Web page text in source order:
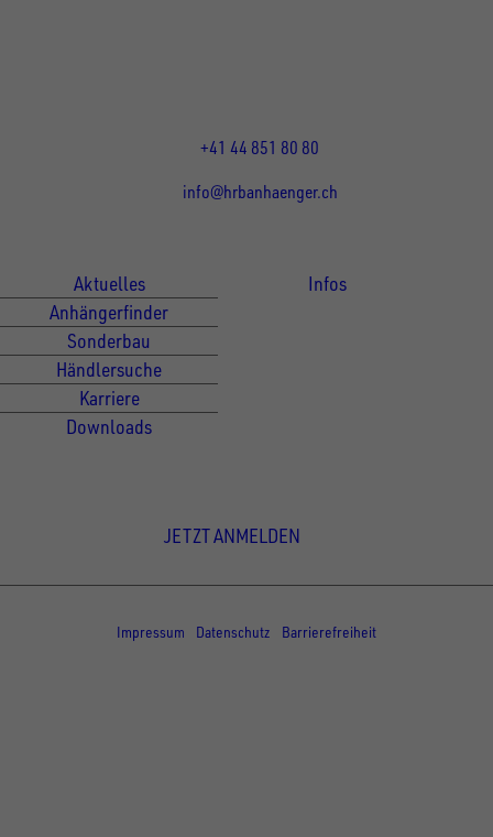
+41 44 851 80 80
info@hrbanhaenger.ch
Aktuelles
Anhängerfinder
Sonderbau
Händlersuche
Karriere
Downloads
Infos
JETZT ANMELDEN
Impressum
Datenschutz Barrierefreiheit